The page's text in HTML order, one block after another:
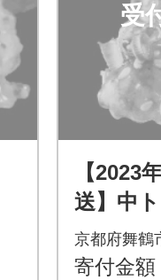
受
【2023
送】中
西京味
京都府舞鶴
寄付金額